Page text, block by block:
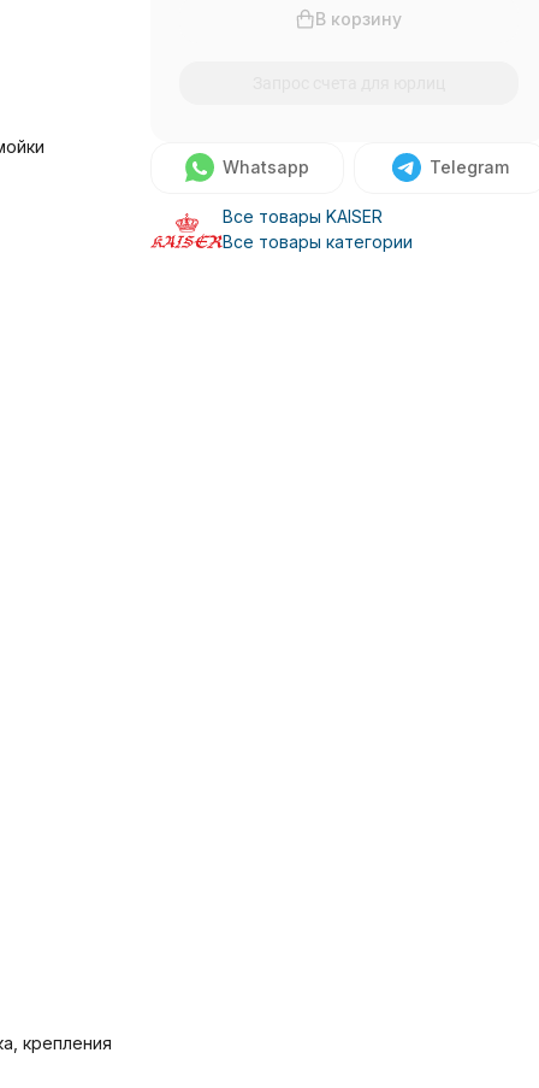
В корзину
Whatsapp Telegram
Все товары KAISER
Все товары категории
крепления